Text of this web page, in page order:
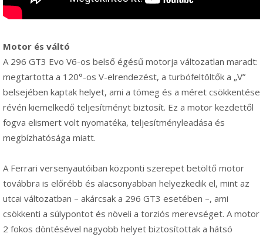
Motor és váltó
A 296 GT3 Evo V6-os belső égésű motorja változatlan maradt:
megtartotta a 120°-os V-elrendezést, a turbófeltöltők a „V”
belsejében kaptak helyet, ami a tömeg és a méret csökkentése
révén kiemelkedő teljesítményt biztosít. Ez a motor kezdettől
fogva elismert volt nyomatéka, teljesítményleadása és
megbízhatósága miatt.
A Ferrari versenyautóiban központi szerepet betöltő motor
továbbra is előrébb és alacsonyabban helyezkedik el, mint az
utcai változatban – akárcsak a 296 GT3 esetében –, ami
csökkenti a súlypontot és növeli a torziós merevséget. A motor
2 fokos döntésével nagyobb helyet biztosítottak a hátsó